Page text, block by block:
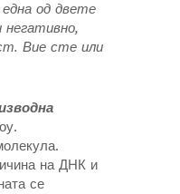
од двете
негативно,
Вие сте или
на ДНК и
се